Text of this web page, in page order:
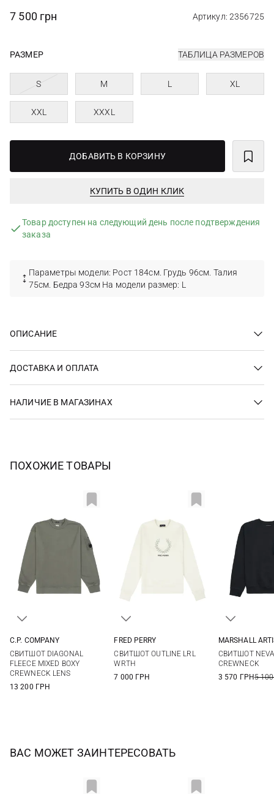
7 500 грн Артикул: 2356725
РАЗМЕР ТАБЛИЦА РАЗМЕРОВ
S M L XL
XXL XXXL
ДОБАВИТЬ В КОРЗИНУ
КУПИТЬ В ОДИН КЛИК
Товар доступен на следующий день после подтверждения
заказа
Параметры модели: Рост 184см. Грудь 96см. Талия
75см. Бедра 93см На модели размер: L
ОПИСАНИЕ
ДОСТАВКА И ОПЛАТА
НАЛИЧИЕ В МАГАЗИНАХ
ПОХОЖИЕ ТОВАРЫ
XXL
C.P. COMPANY
СВИТШОТ DIAGONAL
FLEECE MIXED BOXY
CREWNECK LENS
13 200 ГРН
FRED PERRY
СВИТШОТ OUTLINE LRL
WRTH
7 000 ГРН
XL
MARSHALL
СВИТШОТ
CREWNECK
3 570 ГРН5
ВАС МОЖЕТ ЗАИНТЕРЕСОВАТЬ